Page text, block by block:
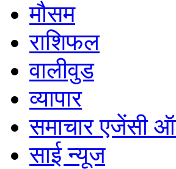
मौसम
राशिफल
वालीवुड
व्यापार
समाचार एजेंसी
साई न्यूज